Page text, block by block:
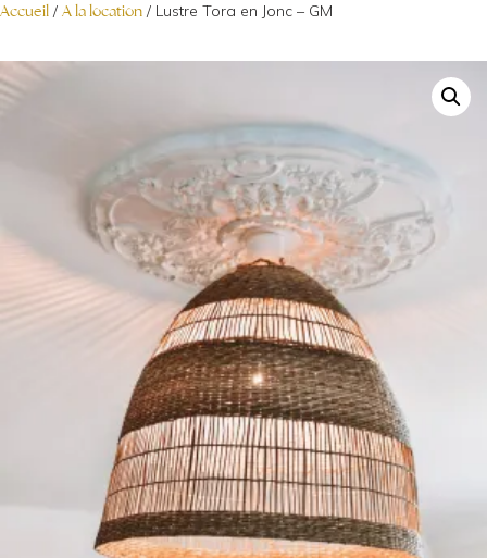
Accueil / A la location / Lustre Tora en Jonc – GM